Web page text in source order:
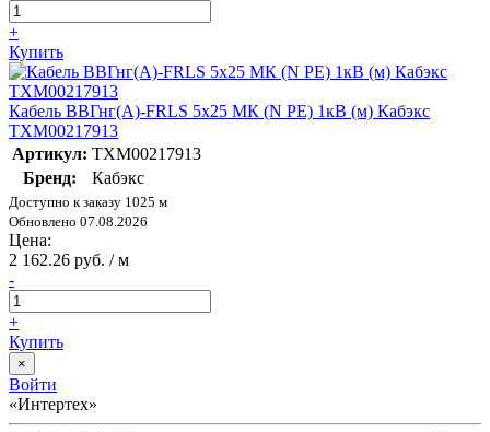
+
Купить
Кабель ВВГнг(А)-FRLS 5х25 МК (N PE) 1кВ (м) Кабэкс
ТХМ00217913
Артикул: ТХМ00217913
Бренд:
Кабэкс
Доступно к заказу 1025 м
Обновлено 07.08.2026
Цена:
2 162.26 руб. / м
-
+
Купить
×
Войти
«Интертех»